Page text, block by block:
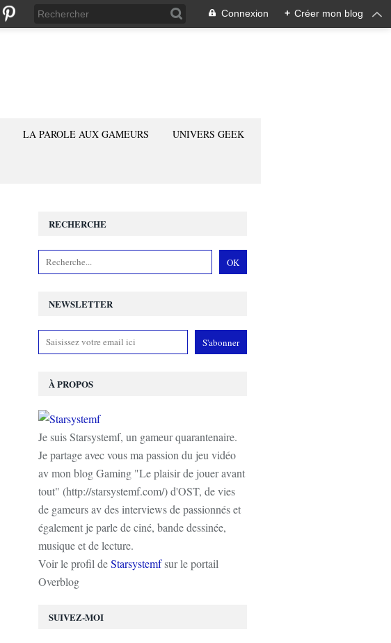
Connexion + Créer mon blog
LA PAROLE AUX GAMEURS UNIVERS GEEK
NEWSLETTER
SUIVEZ-MOI
RECHERCHE
À PROPOS
Je suis Starsystemf, un gameur quarantenaire.
Je partage avec vous ma passion du jeu vidéo
av mon blog Gaming "Le plaisir de jouer avant
tout" (http://starsystemf.com/) d'OST, de vies
de gameurs av des interviews de passionnés et
également je parle de ciné, bande dessinée,
musique et de lecture.
Voir le profil deStarsystemfsur le portail
Overblog